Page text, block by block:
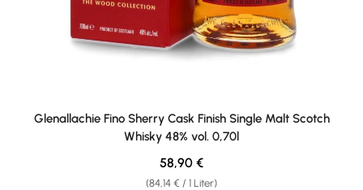
Glenallachie Fino Sherry Cask Finish Single Malt Scotch
Whisky 48% vol. 0,70l
(84,14 € / 1 Liter)
Regulärer Preis:
58,90 €